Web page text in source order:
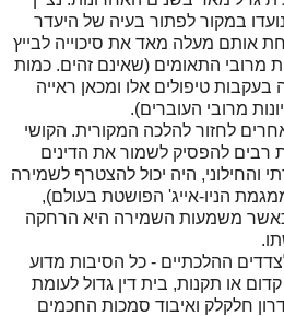
במקור לפתור בעיה של היעדר
אותם מעלה מאד את סיכוייה לבייץ
מרובי התאומים (שאינם זהים. כמות
טיפולים אלו ומכאן ראייה
מרובי העוברים).
לחזור להלכה המקורית. הקושי
רבים להפסיק לשמור את הדינים
והחילוני, היה יכול להצטרף לשמירה
הניו-אייג' הפושטת בעולם),
כאשר משמעות השמירה היא הרחקה
ההלכתיים - כל הסיבות מדוע
או תקנות, בית דין גדול לעומת
חלקלק ואיבוד סמכות החכמים